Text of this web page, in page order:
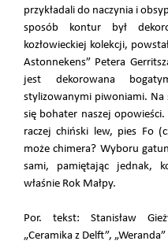
przykładali do naczynia i
sposób kontur był
kozłowieckiej kolekcji,
Astonnekens” Petera
jest dekorowana
stylizowanymi piwoniami. Na
się bohater naszej
raczej chiński lew, pies Fo
może chimera? Wyboru
sami, pamiętając jednak,
właśnie Rok Małpy.
Por. tekst: Stanisław
„Ceramika z Delft”,